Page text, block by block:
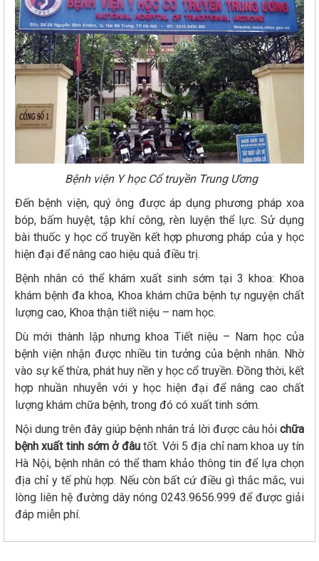
Bệnh viện Y học Cổ truyền Trung Ương
Đến bệnh viện, quý ông được áp dụng phương pháp xoa
bóp, bấm huyệt, tập khí công, rèn luyện thể lực. Sử dụng
bài thuốc y học cổ truyền kết hợp phương pháp của y học
hiện đại để nâng cao hiệu quả điều trị.
Bệnh nhân có thể khám xuất sinh sớm tại 3 khoa: Khoa
khám bệnh đa khoa, Khoa khám chữa bệnh tự nguyện chất
lượng cao, Khoa thận tiết niệu – nam học.
Dù mới thành lập nhưng khoa Tiết niệu – Nam học của
bệnh viện nhận được nhiều tin tưởng của bệnh nhân. Nhờ
vào sự kế thừa, phát huy nền y học cổ truyền. Đồng thời, kết
hợp nhuần nhuyễn với y học hiện đại để nâng cao chất
lượng khám chữa bệnh, trong đó có xuất tinh sớm.
Nội dung trên đây giúp bệnh nhân trả lời được câu hỏi chữa
bệnh xuất tinh sớm ở đâutốt. Với 5 địa chỉ nam khoa uy tín
Hà Nội, bệnh nhân có thể tham khảo thông tin để lựa chọn
địa chỉ y tế phù hợp. Nếu còn bất cứ điều gì thắc mắc, vui
lòng liên hệ đường dây nóng 0243.9656.999 để được giải
đáp miễn phí.